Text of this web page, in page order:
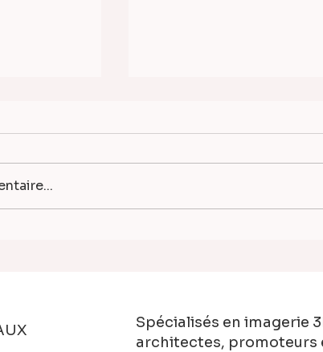
Spécialisés en imagerie
architectes, promoteurs